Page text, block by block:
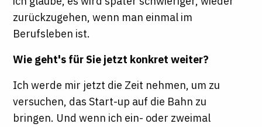
zurückzugehen, wenn man einmal im
Berufsleben ist.
Wie geht's für Sie jetzt konkret weiter?
Ich werde mir jetzt die Zeit nehmen, um zu
versuchen, das Start-up auf die Bahn zu
bringen. Und wenn ich ein- oder zweimal